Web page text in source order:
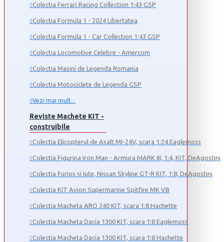
Colectia Ferrari Racing Collection 1:43 GSP
Colectia Formula 1 - 2024 Libertatea
Colectia Formula 1 - Car Collection 1:43 GSP
Colectia Locomotive Celebre - Amercom
Colectia Masini de Legenda Romania
Colectia Motociclete de Legenda GSP
Vezi mai mult...
Reviste Machete KIT -
construibile
Colectia Elicopterul de Asalt MI-24V, scara 1:24 Eaglemoss
Colectia Figurina Iron Man - Armura MARK III, 1:4, KIT, DeAgostini
Colectia Furios si Iute, Nissan Skyline GT-R KIT, 1:8, DeAgostini
Colectia KIT Avion Supermarine Spitfire MK VB
Colectia Macheta ARO 240 KIT, scara 1:8 Hachette
Colectia Macheta Dacia 1300 KIT, scara 1:8 Eaglemoss
Colectia Macheta Dacia 1300 KIT, scara 1:8 Hachette